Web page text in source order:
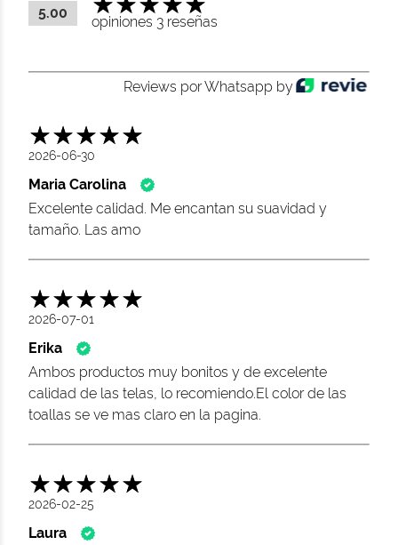
5.00
opiniones 3 reseñas
Reviews por Whatsapp by
2026-06-30
Maria Carolina
Excelente calidad. Me encantan su suavidad y
tamaño. Las amo
2026-07-01
Erika
Ambos productos muy bonitos y de excelente
calidad de las telas, lo recomiendo.El color de las
toallas se ve mas claro en la pagina.
2026-02-25
Laura